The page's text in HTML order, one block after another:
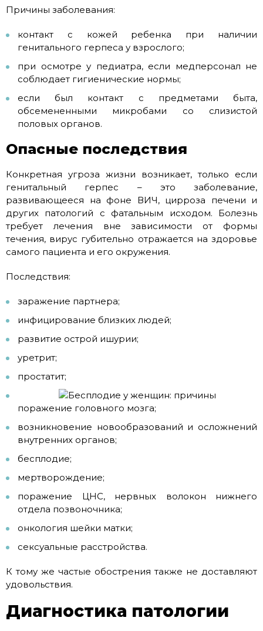
Причины заболевания:
контакт с кожей ребенка при наличии
генитального герпеса у взрослого;
при осмотре у педиатра, если медперсонал не
соблюдает гигиенические нормы;
если был контакт с предметами быта,
обсемененными микробами со слизистой
половых органов.
Опасные последствия
Конкретная угроза жизни возникает, только если
генитальный герпес – это заболевание,
развивающееся на фоне ВИЧ, цирроза печени и
других патологий с фатальным исходом. Болезнь
требует лечения вне зависимости от формы
течения, вирус губительно отражается на здоровье
самого пациента и его окружения.
Последствия:
заражение партнера;
инфицирование близких людей;
развитие острой ишурии;
уретрит;
простатит;
поражение головного мозга;
возникновение новообразований и осложнений
внутренних органов;
бесплодие;
мертворождение;
поражение ЦНС, нервных волокон нижнего
отдела позвоночника;
онкология шейки матки;
сексуальные расстройства.
К тому же частые обострения также не доставляют
удовольствия.
Диагностика патологии